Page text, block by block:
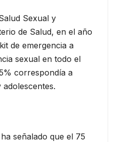
Sexual y
de Salud, en el año
de emergencia a
sexual en todo el
correspondía a
señalado que el 75